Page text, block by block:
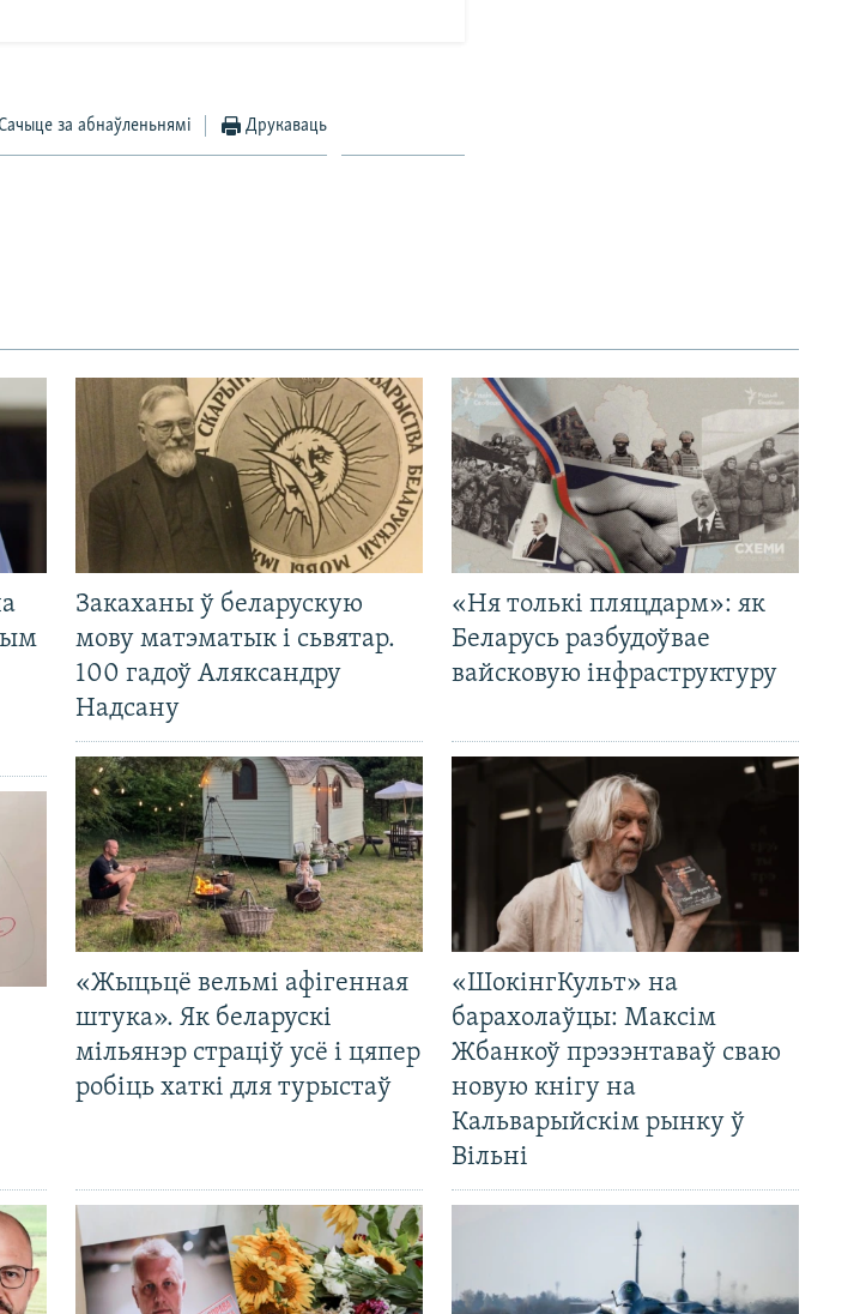
за абнаўленьнямі Друкаваць
Закаханы ў беларускую
мову матэматык і сьвятар.
100 гадоў Аляксандру
Надсану
«Ня толькі пляцдарм»: як
Беларусь разбудоўвае
вайсковую інфраструктуру
«Жыцьцё вельмі афігенная
штука». Як беларускі
мільянэр страціў усё і цяпер
робіць хаткі для турыстаў
«ШокінгКульт» на
барахолаўцы: Максім
Жбанкоў прэзэнтаваў сваю
новую кнігу на
Кальварыйскім рынку ў
Вільні